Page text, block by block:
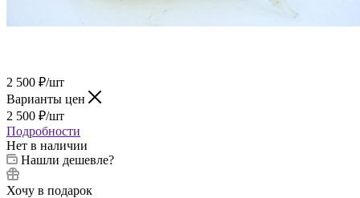
2 500 ₽/шт
Варианты цен
2 500 ₽/шт
Подробности
Нет в наличии
Нашли дешевле?
Хочу в подарок